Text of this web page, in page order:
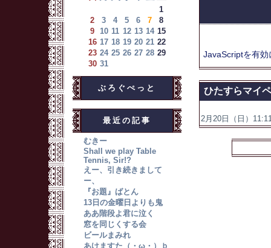
1
2
3 4 5 6 7
8
9 10 11 12 13 14 15
16 17 18 19 20 21 22
23 24 25 26 27 28 29
30 31
ぶろぐぺっと
最近の記事
むきー
Shall we play Table
Tennis, Sir!?
えー、引き続きまして
ー、
『お題』ばとん
13日の金曜日よりも鬼
ああ階段よ君に泣く
窓を同じくする会
ビールまみれ
あけますた（・ω・）ｂ
JavaScriptを有効
ひたすらマイ
2月20日（日）